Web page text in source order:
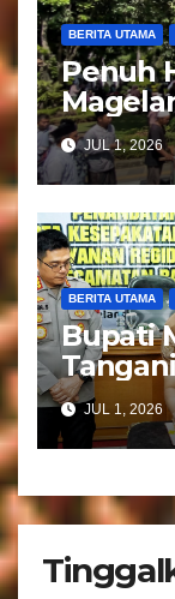
BERITA UTAMA
Penuh
Kloter
JUL 1, 2026
BERITA UTAMA
Bupati
JUL 1, 2026